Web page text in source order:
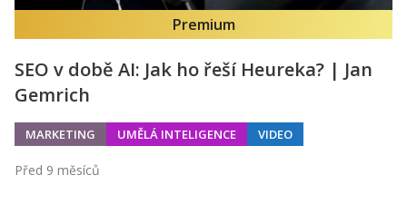
Premium
SEO v době AI: Jak ho řeší Heureka? | Jan
Gemrich
MARKETING UMĚLÁ INTELIGENCE VIDEO
Před 9 měsíců